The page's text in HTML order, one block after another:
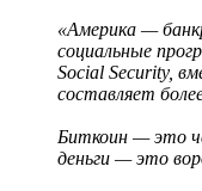
«Америка —
социальные
Social Security,
составляет
Биткоин — это
деньги — это